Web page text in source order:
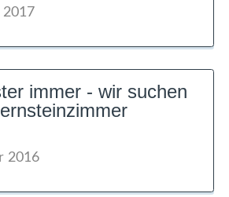
2017
immer - wir suchen
2016